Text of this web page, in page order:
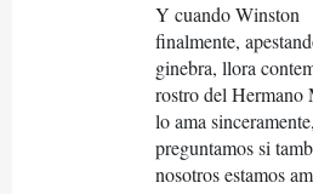
Y cuando Winston
finalmente,
ginebra, llora
rostro del Hermano
lo ama
preguntamos si
nosotros estamos